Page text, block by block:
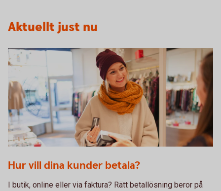
Aktuellt just nu
Hur vill dina kunder betala?
I butik, online eller via faktura? Rätt betallösning beror på